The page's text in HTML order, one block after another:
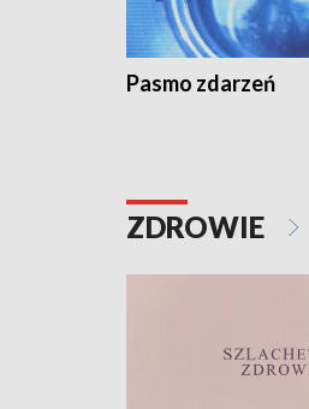
Pasmo zdarzeń
ZDROWIE